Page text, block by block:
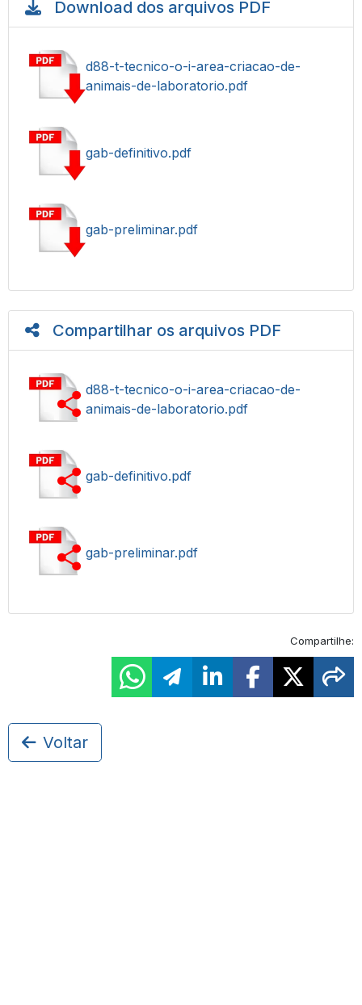
Download dos arquivos PDF
d88-t-tecnico-o-i-area-criacao-de-
animais-de-laboratorio.pdf
gab-definitivo.pdf
gab-preliminar.pdf
Compartilhar os arquivos PDF
d88-t-tecnico-o-i-area-criacao-de-
animais-de-laboratorio.pdf
gab-definitivo.pdf
gab-preliminar.pdf
Compartilhe:
Voltar